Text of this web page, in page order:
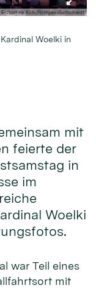
Köln/Röttgen-Burtscheidt
Woelki in
mit
feierte der
in
im
Woelki
war Teil eines
mit